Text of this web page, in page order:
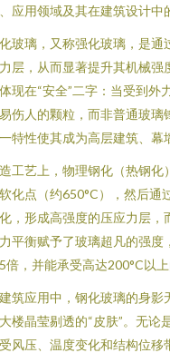
应用领域及其在建筑设计中
玻璃，又称强化玻璃，是
层，从而显著提升其机械
现在“安全”二字：当受到外
伤人的颗粒，而非普通玻
特性使其成为高层建筑、幕
工艺上，物理钢化（热钢
化点（约650°C），然后通
，形成高强度的压应力层
平衡赋予了玻璃超凡的强
倍，并能承受高达200°C以上
筑应用中，钢化玻璃的身
楼晶莹剔透的“皮肤”。无论
风压、温度变化和结构位